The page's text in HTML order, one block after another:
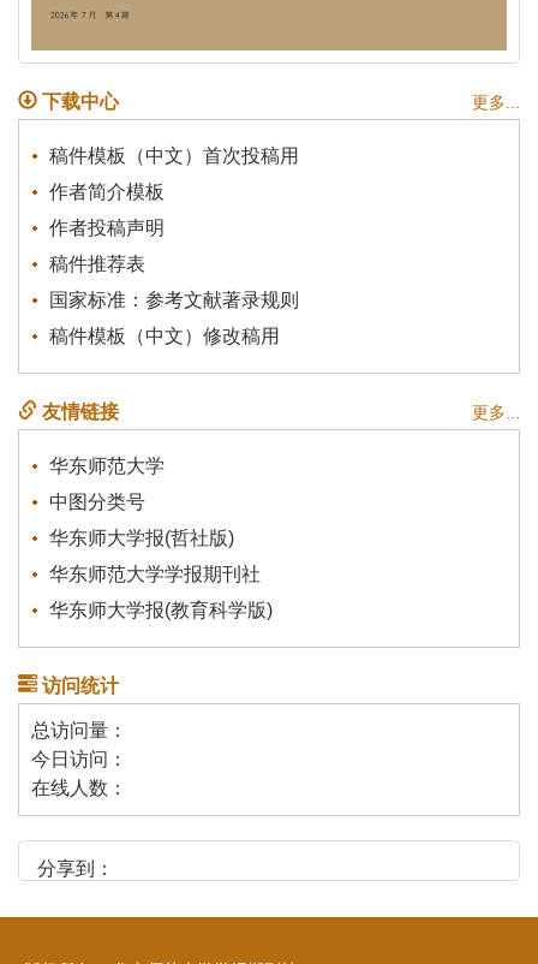
下载中心 更多...
稿件模板（中文）首次投稿用
作者简介模板
作者投稿声明
稿件推荐表
国家标准：参考文献著录规则
稿件模板（中文）修改稿用
友情链接 更多...
华东师范大学
中图分类号
华东师大学报(哲社版)
华东师范大学学报期刊社
华东师大学报(教育科学版)
访问统计
总访问量：
今日访问：
在线人数：
分享到：